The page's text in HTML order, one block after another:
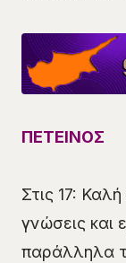
ΠΕΤΕΙΝΟΣ
Στις 17:
γνώσεις και
παράλληλα